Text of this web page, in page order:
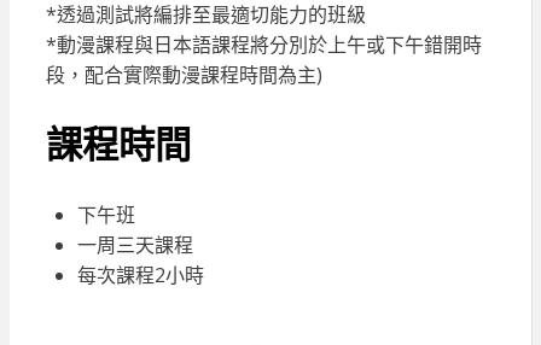
*透過測試將編排至最適切能力的班級
*動漫課程與日本語課程將分別於上午或下午錯開時
段，配合實際動漫課程時間為主)
課程時間
下午班
一周三天課程
每次課程2小時